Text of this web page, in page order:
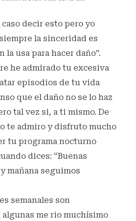
decir esto pero yo
la sinceridad es
la usa para hacer daño”.
he admirado tu excesiva
episodios de tu vida
que el daño no se lo haz
tal vez si, a ti mismo. De
te admiro y disfruto mucho
tu programa nocturno
dices: “Buenas
mañana seguimos
semanales son
me rio muchísimo